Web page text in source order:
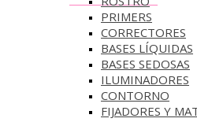
PRIMERS
CORRECTORES
BASES LÍQUIDAS
BASES SEDOSAS
ILUMINADORES
CONTORNO
FIJADORES Y